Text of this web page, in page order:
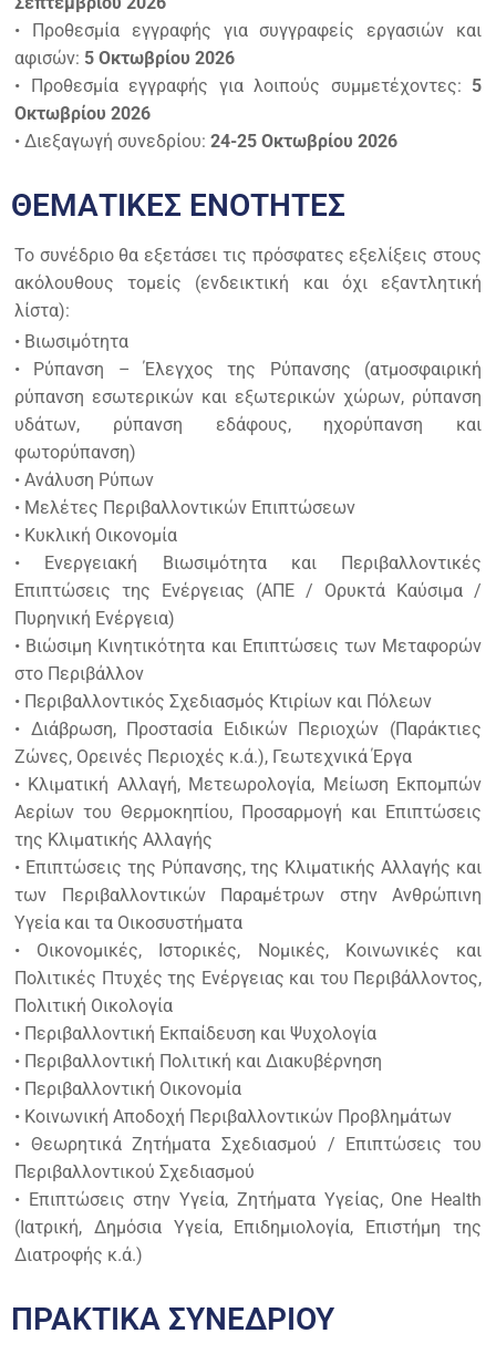
• Προθεσμία εγγραφής για συγγραφείς εργασιών και
αφισών: 5 Οκτωβρίου 2026
• Προθεσμία εγγραφής για λοιπούς συμμετέχοντες: 5
Οκτωβρίου 2026
• Διεξαγωγή συνεδρίου: 24-25 Οκτωβρίου 2026
ΘΕΜΑΤΙΚΕΣ ΕΝΟΤΗΤΕΣ
Το συνέδριο θα εξετάσει τις πρόσφατες εξελίξεις στους
ακόλουθους τομείς (ενδεικτική και όχι εξαντλητική
λίστα):
• Βιωσιμότητα
• Ρύπανση – Έλεγχος της Ρύπανσης (ατμοσφαιρική
ρύπανση εσωτερικών και εξωτερικών χώρων, ρύπανση
υδάτων, ρύπανση εδάφους, ηχορύπανση και
φωτορύπανση)
• Ανάλυση Ρύπων
• Μελέτες Περιβαλλοντικών Επιπτώσεων
• Κυκλική Οικονομία
• Ενεργειακή Βιωσιμότητα και Περιβαλλοντικές
Επιπτώσεις της Ενέργειας (ΑΠΕ / Ορυκτά Καύσιμα /
Πυρηνική Ενέργεια)
• Βιώσιμη Κινητικότητα και Επιπτώσεις των Μεταφορών
στο Περιβάλλον
• Περιβαλλοντικός Σχεδιασμός Κτιρίων και Πόλεων
• Διάβρωση, Προστασία Ειδικών Περιοχών (Παράκτιες
Ζώνες, Ορεινές Περιοχές κ.ά.), Γεωτεχνικά Έργα
• Κλιματική Αλλαγή, Μετεωρολογία, Μείωση Εκπομπών
Αερίων του Θερμοκηπίου, Προσαρμογή και Επιπτώσεις
της Κλιματικής Αλλαγής
• Επιπτώσεις της Ρύπανσης, της Κλιματικής Αλλαγής και
των Περιβαλλοντικών Παραμέτρων στην Ανθρώπινη
Υγεία και τα Οικοσυστήματα
• Οικονομικές, Ιστορικές, Νομικές, Κοινωνικές και
Πολιτικές Πτυχές της Ενέργειας και του Περιβάλλοντος,
Πολιτική Οικολογία
• Περιβαλλοντική Εκπαίδευση και Ψυχολογία
• Περιβαλλοντική Πολιτική και Διακυβέρνηση
• Περιβαλλοντική Οικονομία
• Κοινωνική Αποδοχή Περιβαλλοντικών Προβλημάτων
• Θεωρητικά Ζητήματα Σχεδιασμού / Επιπτώσεις του
Περιβαλλοντικού Σχεδιασμού
• Επιπτώσεις στην Υγεία, Ζητήματα Υγείας, One Health
(Ιατρική, Δημόσια Υγεία, Επιδημιολογία, Επιστήμη της
Διατροφής κ.ά.)
ΠΡΑΚΤΙΚΑ ΣΥΝΕΔΡΙΟΥ